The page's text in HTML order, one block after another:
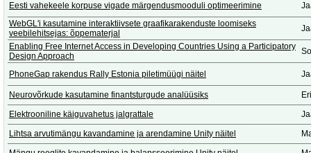
Eesti vahekeele korpuse vigade märgendusmooduli optimeerimine
WebGL'i kasutamine interaktiivsete graafikarakenduste loomiseks
veebilehitsejas: õppematerjal
Enabling Free Internet Access in Developing Countries Using a Participatory
Design Approach
PhoneGap rakendus Rally Estonia piletimüügi näitel
Neurovõrkude kasutamine finantsturgude analüüsiks
Elektrooniline käiguvahetus jalgrattale
Lihtsa arvutimängu kavandamine ja arendamine Unity näitel